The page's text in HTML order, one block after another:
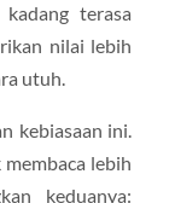
terasa
nilai lebih
utuh.
kebiasaan ini.
lebih
keduanya: